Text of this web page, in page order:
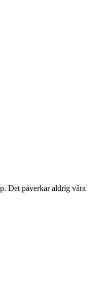
Det påverkar aldrig våra